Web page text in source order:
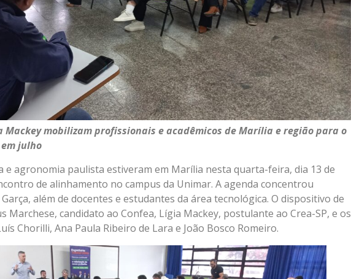
Mackey mobilizam profissionais e acadêmicos de Marília e região para o
julho
e agronomia paulista estiveram em Marília nesta quarta-feira, dia 13 de
de alinhamento no campus da Unimar. A agenda concentrou
além de docentes e estudantes da área tecnológica. O dispositivo de
Marchese, candidato ao Confea, Lígia Mackey, postulante ao Crea-SP, e os
Chorilli, Ana Paula Ribeiro de Lara e João Bosco Romeiro.